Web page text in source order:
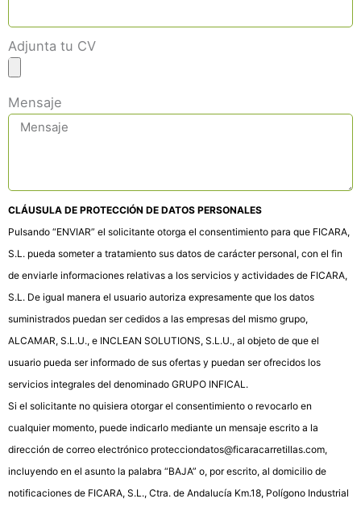
Adjunta tu CV
Mensaje
CLÁUSULA DE PROTECCIÓN DE DATOS PERSONALES
Pulsando “ENVIAR” el solicitante otorga el consentimiento para que FICARA,
S.L. pueda someter a tratamiento sus datos de carácter personal, con el fin
de enviarle informaciones relativas a los servicios y actividades de FICARA,
S.L. De igual manera el usuario autoriza expresamente que los datos
suministrados puedan ser cedidos a las empresas del mismo grupo,
ALCAMAR, S.L.U., e INCLEAN SOLUTIONS, S.L.U., al objeto de que el
usuario pueda ser informado de sus ofertas y puedan ser ofrecidos los
servicios integrales del denominado GRUPO INFICAL.
Si el solicitante no quisiera otorgar el consentimiento o revocarlo en
cualquier momento, puede indicarlo mediante un mensaje escrito a la
dirección de correo electrónico protecciondatos@ficaracarretillas.com,
incluyendo en el asunto la palabra “BAJA” o, por escrito, al domicilio de
notificaciones de FICARA, S.L., Ctra. de Andalucía Km.18, Polígono Industrial